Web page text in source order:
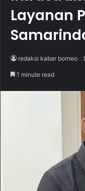
Layanan
redaksi kabar borneo
1 minute read